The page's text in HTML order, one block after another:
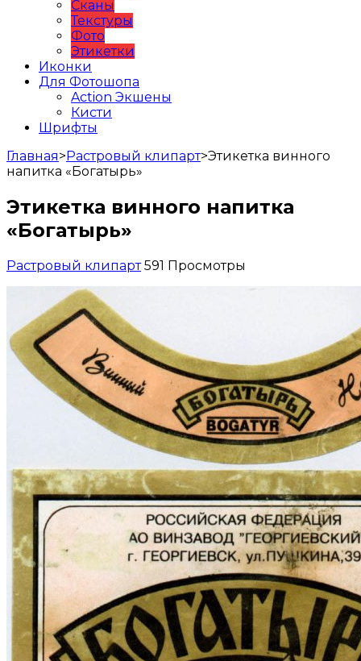
Сканы
Текстуры
Фото
Этикетки
Иконки
Для Фотошопа
Action Экшены
Кисти
Шрифты
Главная>Растровый клипарт>Этикетка винного
напитка «Богатырь»
Этикетка винного напитка
«Богатырь»
Растровый клипарт 591 Просмотры